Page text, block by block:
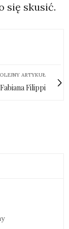
się skusić.
ARTYKUŁ
Filippi